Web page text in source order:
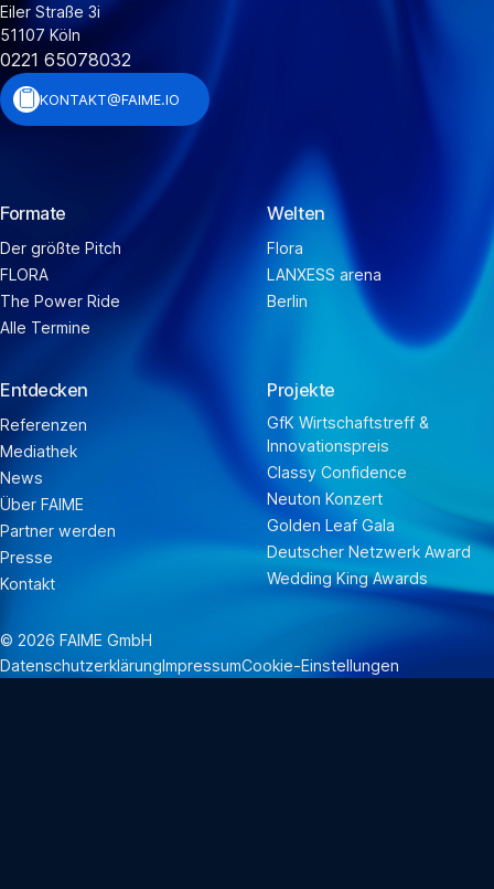
Eiler Straße 3i
51107 Köln
0221 65078032
KONTAKT@FAIME.IO
Formate
Der größte Pitch
FLORA
The Power Ride
Alle Termine
Welten
Flora
LANXESS arena
Berlin
Entdecken
Referenzen
Mediathek
News
Über FAIME
Partner werden
Presse
Kontakt
Projekte
GfK Wirtschaftstreff &
Innovationspreis
Classy Confidence
Neuton Konzert
Golden Leaf Gala
Deutscher Netzwerk Award
Wedding King Awards
© 2026 FAIME GmbH
DatenschutzerklärungImpressumCookie-Einstellungen